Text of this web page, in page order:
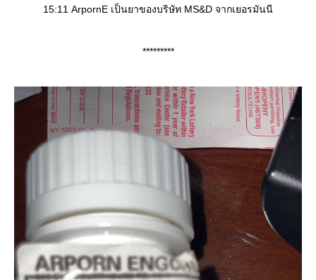
15:11 ArpornE เป็นยาของบริษัท MS&D จากเยอรมันนี
*********